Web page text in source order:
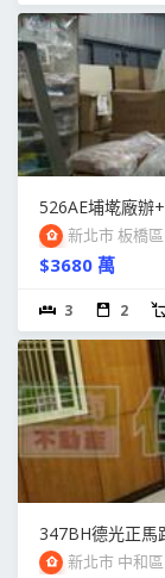
526AE埔墘廠辦
新北市 板橋
$3680 萬
3 2
347BH德光正馬
新北市 中和